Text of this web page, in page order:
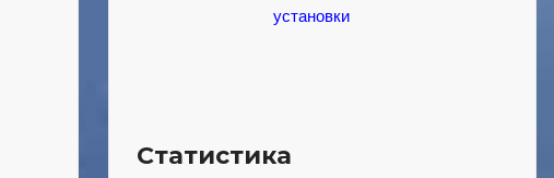
установки
Статистика